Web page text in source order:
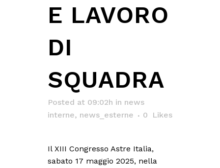
E LAVORO
DI
SQUADRA
Posted at 09:02h in news
interne, news_esterne 0 Likes
Il XIII Congresso Astre Italia,
sabato 17 maggio 2025, nella